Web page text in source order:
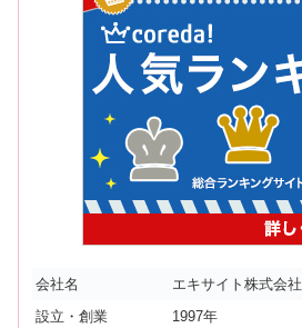
会社名
エキサイト株式会社
設立・創業
1997年